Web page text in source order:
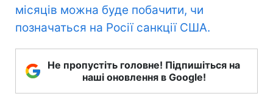
місяців можна буде побачити, чи
позначаться на Росії санкції США.
Не пропустіть головне! Підпишіться на
наші оновлення в Google!